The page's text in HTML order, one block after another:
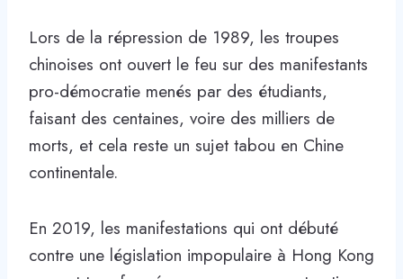
Lors de la répression de 1989, les troupes
chinoises ont ouvert le feu sur des manifestants
pro-démocratie menés par des étudiants,
faisant des centaines, voire des milliers de
morts, et cela reste un sujet tabou en Chine
continentale.
En 2019, les manifestations qui ont débuté
contre une législation impopulaire à Hong Kong